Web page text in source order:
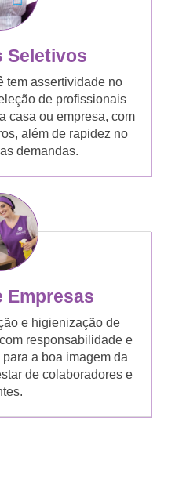
Seletivos
tem assertividade no
de profissionais
casa ou empresa, com
além de rapidez no
demandas.
Empresas
e higienização de
responsabilidade e
a boa imagem da
de colaboradores e